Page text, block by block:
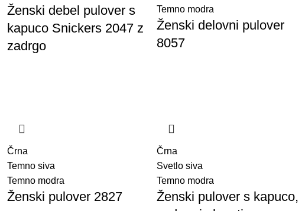
Ženski debel pulover s
kapuco Snickers 2047 z
zadrgo
Temno modra
Ženski delovni pulover
8057
Črna
Temno siva
Temno modra
Ženski pulover 2827
Črna
Svetlo siva
Temno modra
Ženski pulover s kapuco,